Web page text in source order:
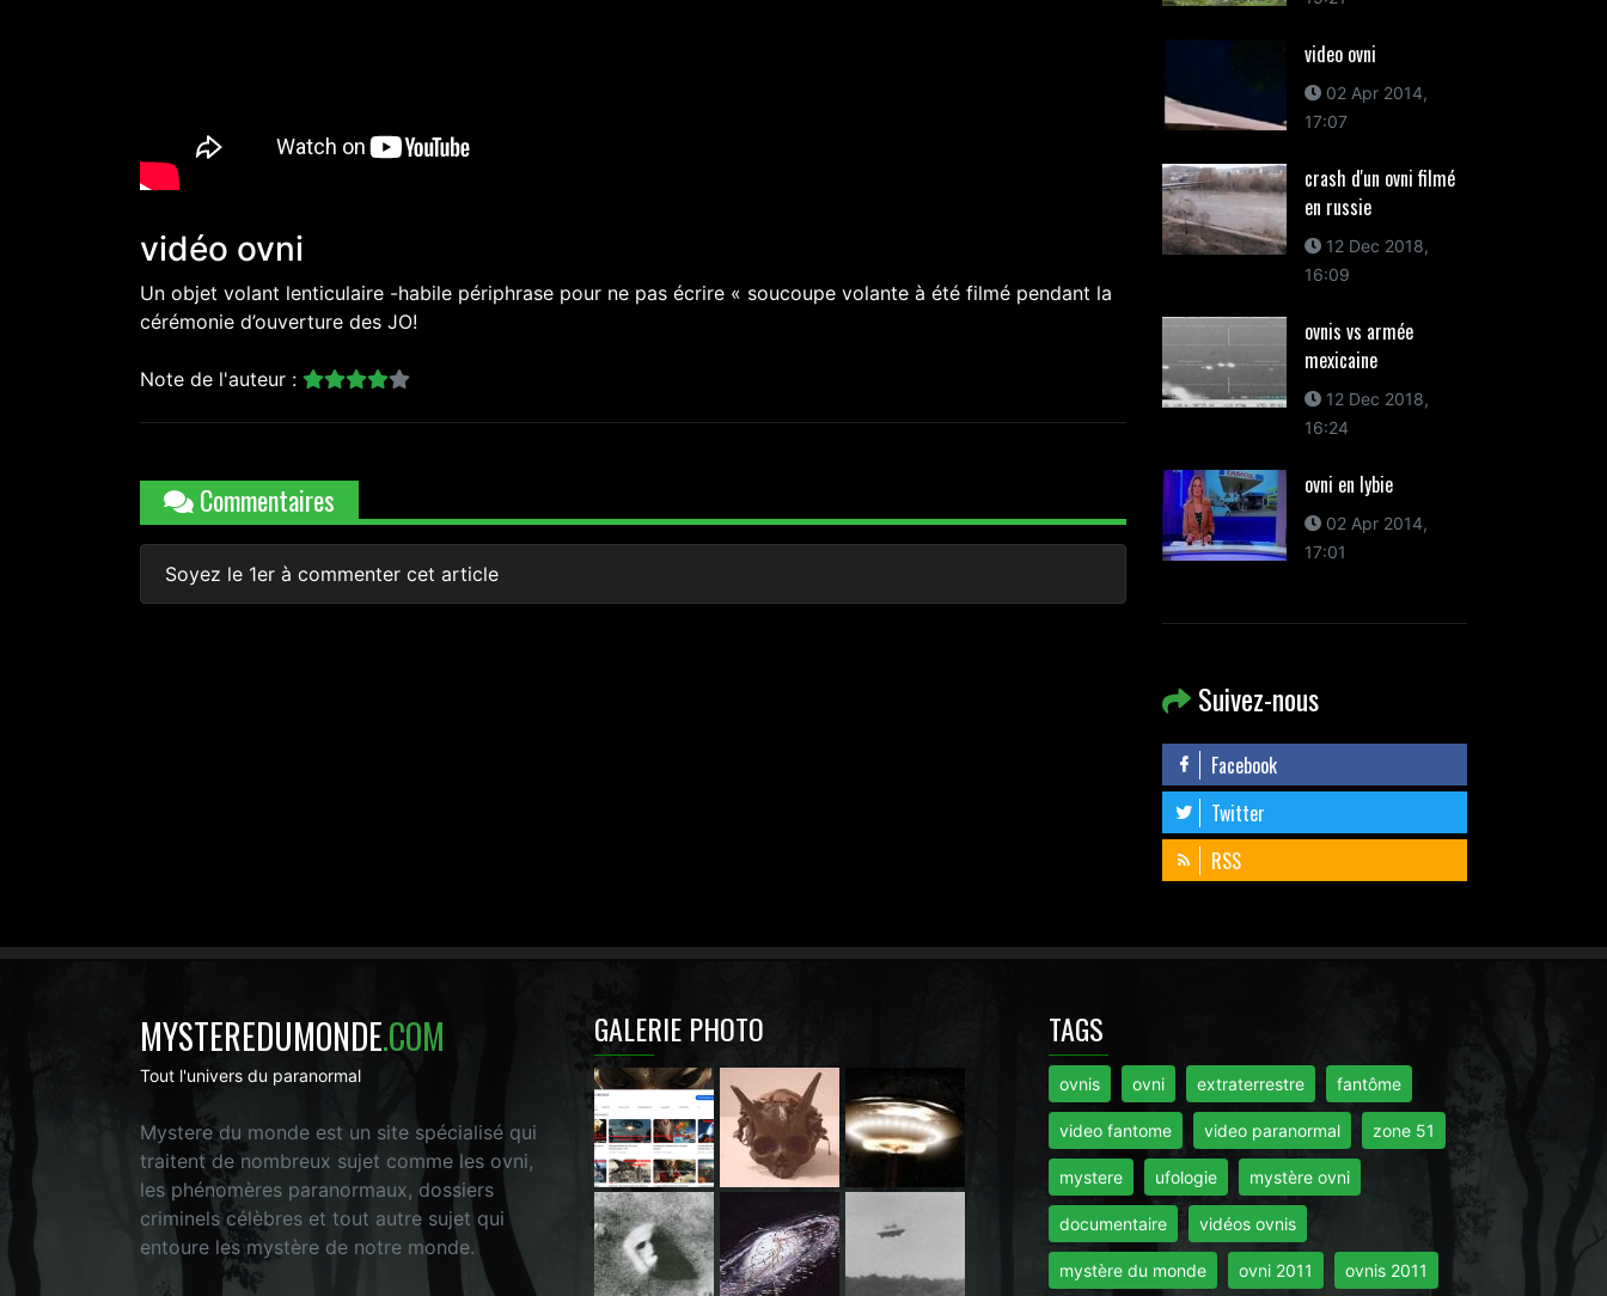
vidéo ovni
Un objet volant lenticulaire -habile périphrase pour ne pas écrire « soucoupe volante à été filmé pendant la
cérémonie d’ouverture des JO!
Note de l'auteur :
Commentaires
Soyez le 1er à commenter cet article
video ovni
02 Apr 2014,
17:07
crash d'un ovni filmé
en russie
12 Dec 2018,
16:09
ovnis vs armée
mexicaine
12 Dec 2018,
16:24
ovni en lybie
02 Apr 2014,
17:01
Suivez-nous
Facebook
Twitter
RSS
MYSTEREDUMONDE.COM
Tout l'univers du paranormal
Mystere du monde est un site spécialisé qui
traitent de nombreux sujet comme les ovni,
les phénomères paranormaux, dossiers
criminels célèbres et tout autre sujet qui
entoure les mystère de notre monde.
GALERIE PHOTO TAGS
ovnis ovni extraterrestre fantôme
video fantome video paranormal zone 51
mystere ufologie mystère ovni
documentaire vidéos ovnis
mystère du monde ovni 2011 ovnis 2011